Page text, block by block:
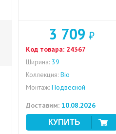
3 709 ₽
Код товара: 24367
Ширина: 39
Коллекция: Bio
Монтаж: Подвесной
Доставим: 10.08.2026